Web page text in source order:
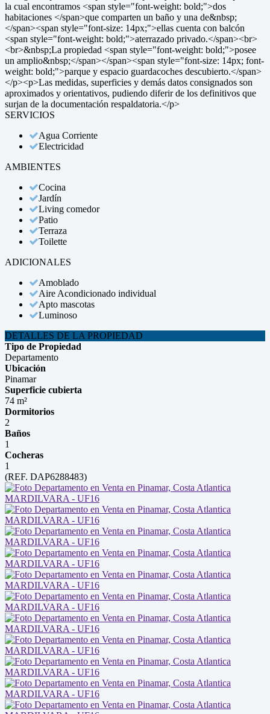
la cual encontramos <span style="font-weight: bold;">dos
habitaciones </span>que comparten un baño y una de&nbsp;
</span><span style="font-size: 14px;">ellas cuenta con balcón
<span style="font-weight: bold;">aterrazado privado.</span><br>
<br>&nbsp;La propiedad <span style="font-weight: bold;">posee
un amplio&nbsp;</span></span><span style="font-size: 14px; font-
weight: bold;">parque y espacio guardacoches descubierto.</span>
</p><p>Las medidas, superficies y demás datos consignados son
aproximados y orientativos, pudiendo diferir de los definitivos que
surjan de la documentación respaldatoria.</p>
SERVICIOS
Agua Corriente
Electricidad
AMBIENTES
Cocina
Jardín
Living comedor
Patio
Terraza
Toilette
ADICIONALES
Amoblado
Aire Acondicionado individual
Apto mascotas
Luminoso
DETALLES DE LA PROPIEDAD
Tipo de Propiedad
Departamento
Ubicación
Pinamar
Superficie cubierta
74 m²
Dormitorios
2
Baños
1
Cocheras
1
(REF. DAP6288483)